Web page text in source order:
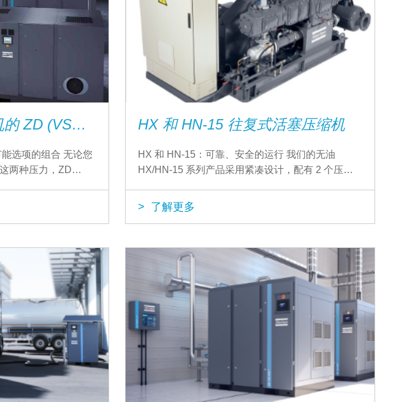
配备高压活塞增压机的 ZD (VSD) 无油中压螺杆式压缩机
选项的组合 无论您
两种压力，ZD
HX 和 HN-15 往复式活塞压缩机
HX 和 HN-15：可靠、安全的运行 我们的无油
HX/HN-15 系列产品采用紧凑设计，配有 2 个压缩
行。
> 了解更多